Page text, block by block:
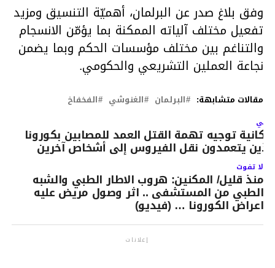
وفق بلاغ صدر عن البرلمان، أهميّة التنسيق ومزيد
تفعيل مختلف آلياته الممكنة بما يؤمّن الانسجام
والتناغم بين مختلف مؤسسات الحكم وبما يضمن
نجاعة العملين التشريعي والحكومي.
مقالات متشابهة: البرلمان الغنوشي الفخفاخ
توجيه تهمة القتل العمد للمصابين بكورونا
يتعمدون نقل الفيروس إلى أشخاص آخرين
لا تفوت
منذ قليل/ المكنين: هروب الاطار الطبي والشبه
الطبي من المستشفى .. اثر وصول مريض عليه
اعراض الكورونا … (فيديو)
إعلانات